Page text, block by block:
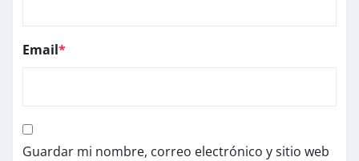
Email*
Guardar mi nombre, correo electrónico y sitio web